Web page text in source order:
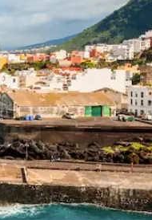
tai pyyhkäisemällä.